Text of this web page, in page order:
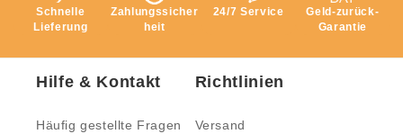
Schnelle
Lieferung
Zahlungssicher
heit
24/7 Service
Geld-zurück-
Garantie
Hilfe & Kontakt
Häufig gestellte Fragen
Richtlinien
Versand